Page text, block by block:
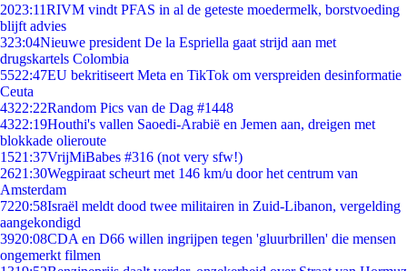
2023:11RIVM vindt PFAS in al de geteste moedermelk, borstvoeding
blijft advies
323:04Nieuwe president De la Espriella gaat strijd aan met
drugskartels Colombia
5522:47EU bekritiseert Meta en TikTok om verspreiden desinformatie
Ceuta
4322:22Random Pics van de Dag #1448
4322:19Houthi's vallen Saoedi-Arabië en Jemen aan, dreigen met
blokkade olieroute
1521:37VrijMiBabes #316 (not very sfw!)
2621:30Wegpiraat scheurt met 146 km/u door het centrum van
Amsterdam
7220:58Israël meldt dood twee militairen in Zuid-Libanon, vergelding
aangekondigd
3920:08CDA en D66 willen ingrijpen tegen 'gluurbrillen' die mensen
ongemerkt filmen